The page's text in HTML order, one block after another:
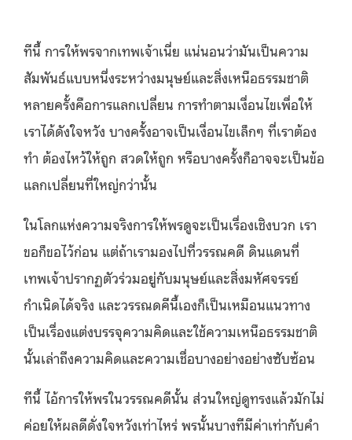
ทีนี้ การให้พรจากเทพเจ้าเนี่ย แน่นอนว่ามันเป็นความ
สัมพันธ์แบบหนึ่งระหว่างมนุษย์และสิ่งเหนือธรรมชาติ
หลายครั้งคือการแลกเปลี่ยน การทำตามเงื่อนไขเพื่อให้
เราได้ดังใจหวัง บางครั้งอาจเป็นเงื่อนไขเล็กๆ ที่เราต้อง
ทำ ต้องไหว้ให้ถูก สวดให้ถูก หรือบางครั้งก็อาจจะเป็นข้อ
แลกเปลี่ยนที่ใหญ่กว่านั้น
ในโลกแห่งความจริงการให้พรดูจะเป็นเรื่องเชิงบวก เรา
ขอก็ขอไว้ก่อน แต่ถ้าเรามองไปที่วรรณคดี ดินแดนที่
เทพเจ้าปรากฏตัวร่วมอยู่กับมนุษย์และสิ่งมหัศจรรย์
กำเนิดได้จริง และวรรณดคีนี้เองก็เป็นเหมือนแนวทาง
เป็นเรื่องแต่งบรรจุความคิดและใช้ความเหนือธรรมชาติ
นั้นเล่าถึงความคิดและความเชื่อบางอย่างอย่างซับซ้อน
ทีนี้ ไอ้การให้พรในวรรณคดีนั้น ส่วนใหญ่ดูทรงแล้วมักไม่
ค่อยให้ผลดีดั่งใจหวังเท่าไหร่ พรนั้นบางทีมีค่าเท่ากับคำ